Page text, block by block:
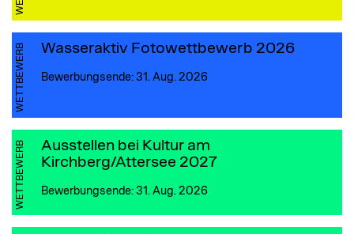
WETTBEWERB Wasseraktiv Fotowettbewerb 2026
Bewerbungsende: 31. Aug. 2026
WETTBEWERB
Ausstellen bei Kultur am
Kirchberg/Attersee 2027
Bewerbungsende: 31. Aug. 2026